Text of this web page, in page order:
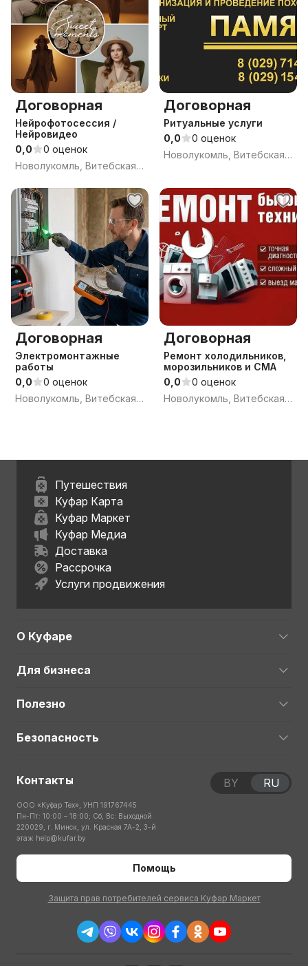
Договорная
Нейрофотосессия /
Нейровидео
0,0
0 оценок
Новолукомль, Витебская обл.
Договорная
Ритуальные услуги
0,0
0 оценок
Новолукомль, Витебская обл.
Договорная
Электромонтажные
работы
0,0
0 оценок
Новолукомль, Витебская обл.
Договорная
Ремонт холодильников,
морозильников и СМА
0,0
0 оценок
Новолукомль, Витебская обл.
Путешествия
Куфар Карта
Куфар Маркет
Куфар Медиа
Доставка
Рассрочка
Услуги продвижения
О Куфаре
Для бизнеса
Полезно
Безопасность
Контакты
ООО «Куфар Тех», УНП 191767445
Пн-Пт: 10:00 – 18:00; Сб, Вс: Выходной
220029, г. Минск, ул. Красная 7А-2, 3-й
этаж help@kufar.by
Помощь
Защита прав потребителей сервиса Куфар Маркет
BY RU